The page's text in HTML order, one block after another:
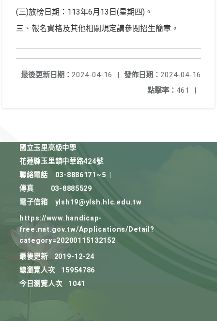
(三)放榜日期：113年6月13日(星期四)。
三、報名資格及其他相關規定請參閱招生簡章。
發佈日期： 2024-04-16
最後更新日期： 2024-04-16
|
點擊率： 461 |
國立玉里高級中學
花蓮縣玉里鎮中華路424號
聯絡電話
03-8886171~5
傳真
03-8885529
電子信箱
ylsh19@ylsh.hlc.edu.tw
https://www.handicap-
free.nat.gov.tw/Applications/Detail?
category=20200115132152
最後更新
2019-12-24
總瀏覽人次
15954786
今日瀏覽人次
1041